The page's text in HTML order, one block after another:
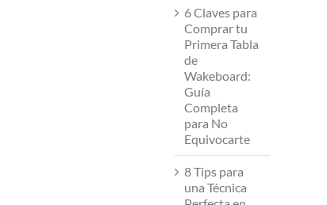
6 Claves para
Comprar tu
Primera Tabla
de
Wakeboard:
Guía
Completa
para No
Equivocarte
8 Tips para
una Técnica